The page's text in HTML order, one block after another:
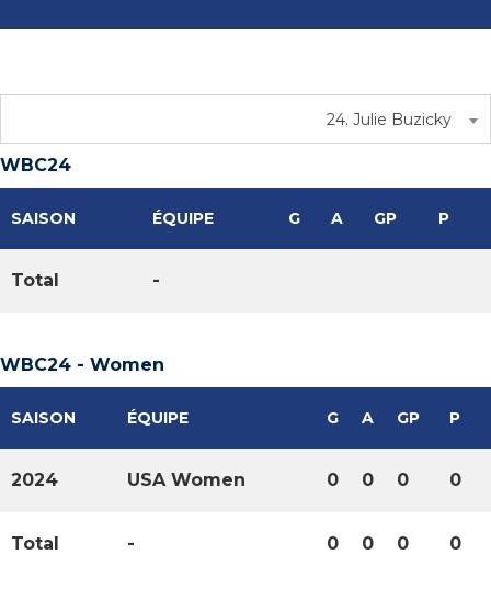
24. Julie Buzicky
WBC24
SAISON ÉQUIPE G A GP P
Total -
WBC24 - Women
SAISON ÉQUIPE G A GP P
2024 USA Women 0 0 0 0
Total - 0 0 0 0